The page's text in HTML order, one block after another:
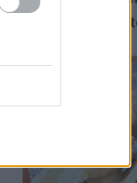
rendeznek